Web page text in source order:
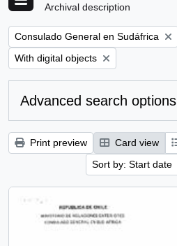
Archival description
Remove filter:
Consulado General en Sudáfrica
Remove filter:
With digital objects
Advanced search options
Print preview Card view
Sort by: Start date